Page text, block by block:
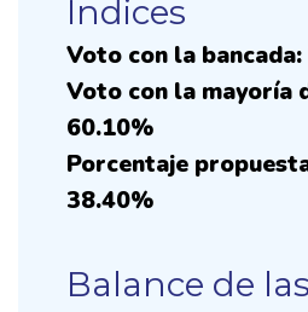
Indices
Voto con la
Voto con la mayoría
60.10%
Porcentaje
38.40%
Balance de